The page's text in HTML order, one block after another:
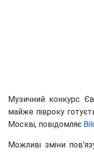
Музичний конкурс
майже півроку
Москві, повідомляє
Можливі зміни